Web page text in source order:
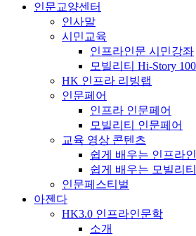
인문교양센터
인사말
시민교육
인프라인문 시민강좌
모빌리티 Hi-Story
HK 인프라 리빙랩
인문페어
인프라 인문페어
모빌리티 인문페어
교육 영상 콘텐츠
쉽게 배우는 인프라
쉽게 배우는 모빌리
인문페스티벌
아젠다
HK3.0 인프라인문학
소개